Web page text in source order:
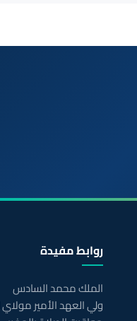
روابط مفيدة
الملك محمد السادس
ولي العهد الأمير